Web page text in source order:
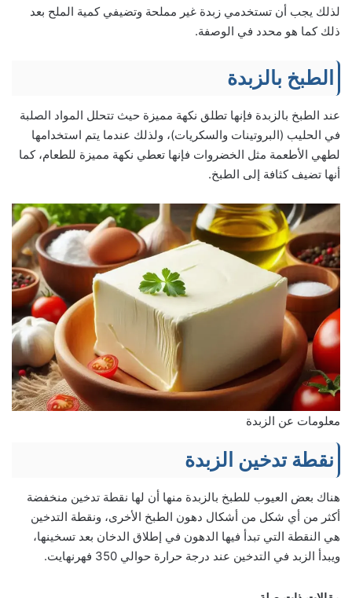
لذلك يجب أن تستخدمي زبدة غير مملحة وتضيفي كمية الملح بعد
ذلك كما هو محدد في الوصفة.
الطبخ بالزبدة
عند الطبخ بالزبدة فإنها تطلق نكهة مميزة حيث تتحلل المواد الصلبة
في الحليب (البروتينات والسكريات)، ولذلك عندما يتم استخدامها
لطهي الأطعمة مثل الخضروات فإنها تعطي نكهة مميزة للطعام، كما
أنها تضيف كثافة إلى الطبخ.
معلومات عن الزبدة
نقطة تدخين الزبدة
هناك بعض العيوب للطبخ بالزبدة منها أن لها نقطة تدخين منخفضة
أكثر من أي شكل من أشكال دهون الطبخ الأخرى، ونقطة التدخين
هي النقطة التي تبدأ فيها الدهون في إطلاق الدخان بعد تسخينها،
ويبدأ الزبد في التدخين عند درجة حرارة حوالي 350 فهرنهايت.